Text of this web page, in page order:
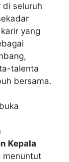
di seluruh
yang
talenta
bersama.
Kepala
menuntut